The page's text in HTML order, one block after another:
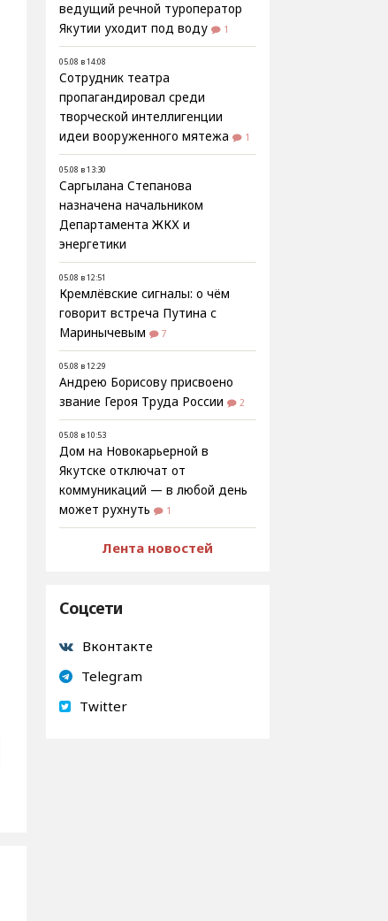
ведущий речной туроператор
Якутии уходит под воду
1
05.08 в 14:08
Сотрудник театра
пропагандировал среди
творческой интеллигенции
идеи вооруженного мятежа
1
05.08 в 13:30
Саргылана Степанова
назначена начальником
Департамента ЖКХ и
энергетики
05.08 в 12:51
Кремлёвские сигналы: о чём
говорит встреча Путина с
Маринычевым
7
05.08 в 12:29
Андрею Борисову присвоено
звание Героя Труда России
2
05.08 в 10:53
Дом на Новокарьерной в
Якутске отключат от
коммуникаций — в любой день
может рухнуть
1
Лента новостей
Соцсети
Вконтакте
Telegram
Twitter